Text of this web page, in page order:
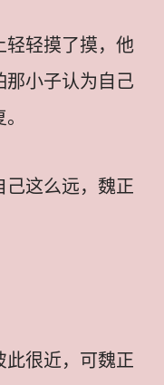
轻轻摸了摸，他
那小子认为自己
己这么远，魏正
此很近，可魏正